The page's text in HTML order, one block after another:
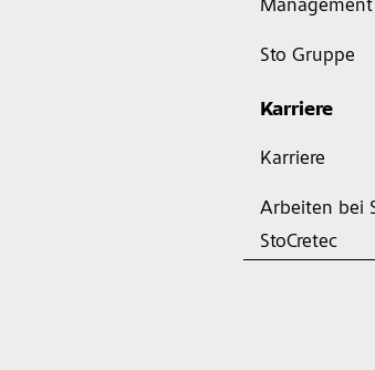
Management
Sto Gruppe
Karriere
Karriere
Arbeiten bei
StoCretec